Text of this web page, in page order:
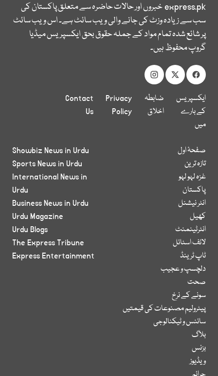
express.pkخبروں اور حالات حاضرہ سے متعلق پاکستان کی
سب سے زیادہ وزٹ کی جانے والی ویب سائٹ ہے۔ اس ویب سائٹ
پر شائع شدہ تمام مواد کے جملہ حقوق بحق ایکسپریس میڈیا
گروپ محفوظ ہیں۔
ایکسپریس
کے بارے
میں
ضابطہ
اخلاق
Privacy
Policy
Contact
Us
صفحۂ اول
تازہ ترین
غزہ لہو لہو
پاکستان
انٹر نیشنل
کھیل
انٹرٹینمنٹ
لائف اسٹائل
ٹاپ ٹرینڈ
دلچسپ و عجیب
صحت
سونے کے نرخ
پیٹرولیم مصنوعات کی قیمتیں
سائنس و ٹیکنالوجی
بلاگ
بزنس
ویڈیوز
Showbiz News in Urdu
Sports News in Urdu
International News in
Urdu
Business News in Urdu
Urdu Magazine
Urdu Blogs
The Express Tribune
Express Entertainment